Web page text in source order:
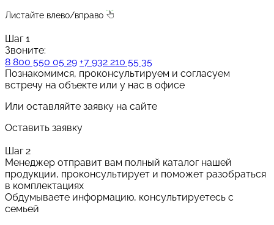
Листайте влево/вправо
Шаг 1
Звоните:
8 800 550 05 29 +7 932 210 55 35
Познакомимся, проконсультируем и согласуем
встречу на объекте или у нас в офисе
Или оставляйте заявку на сайте
Оставить заявку
Шаг 2
Менеджер отправит вам полный каталог нашей
продукции, проконсультирует и поможет разобраться
в комплектациях
Обдумываете информацию, консультируетесь с
семьей